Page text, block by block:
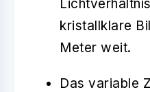
kristallklare
Meter weit.
Das variable